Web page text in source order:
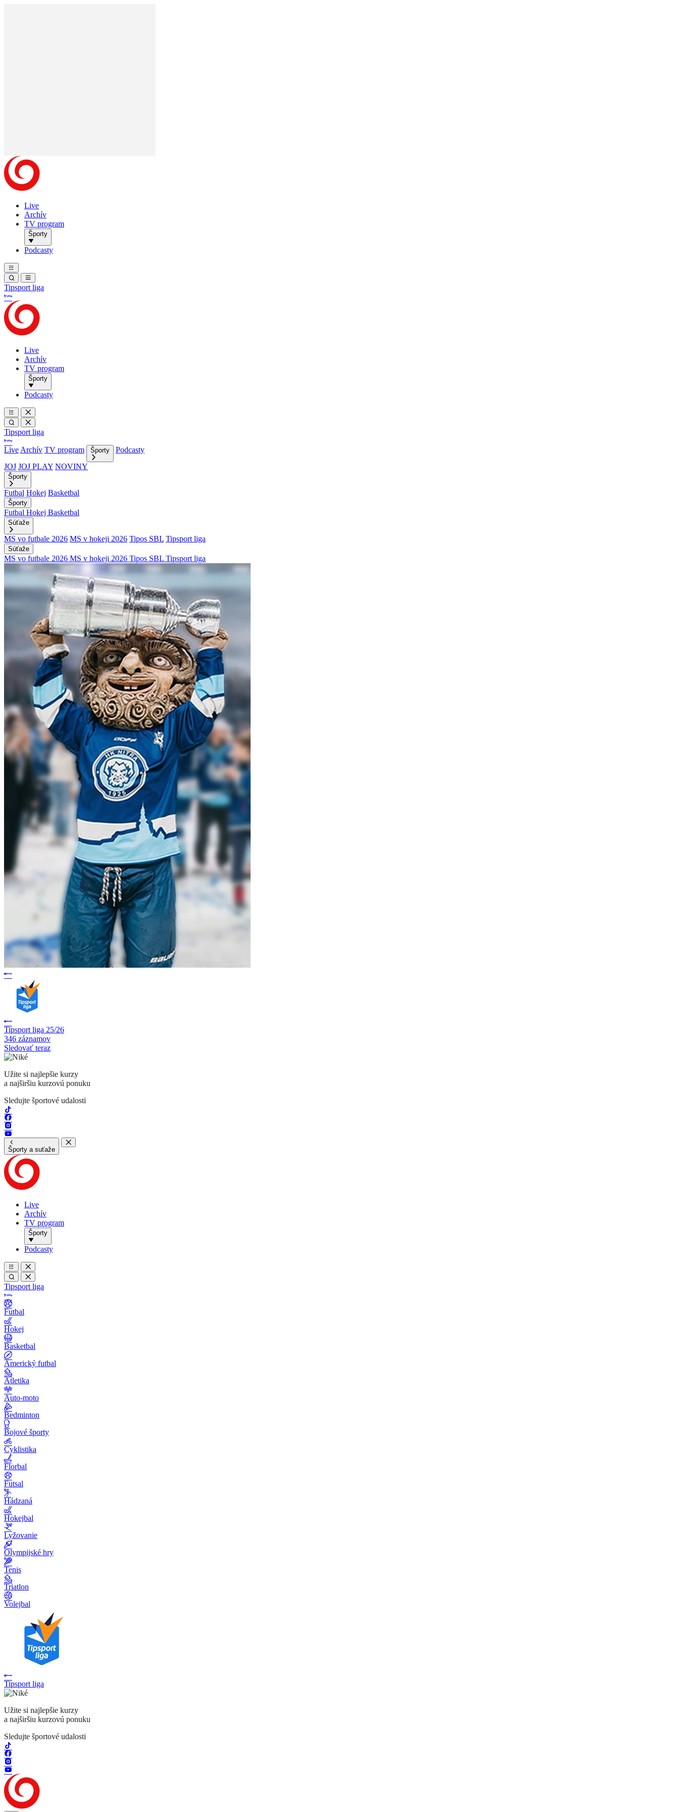
Live
Archív
TV program
Športy
Podcasty
Tipsport liga
Live
Archív
TV program
Športy
Podcasty
Tipsport liga
Live Archív TV program Športy
Podcasty
JOJ JOJ PLAY NOVINY
Športy
Futbal Hokej Basketbal
Športy
Futbal Hokej Basketbal
Súťaže
MS vo futbale 2026 MS v hokeji 2026 Tipos SBL Tipsport liga
Súťaže
MS vo futbale 2026 MS v hokeji 2026 Tipos SBL Tipsport liga
Tipsport liga 25/26
346 záznamov
Sledovať teraz
Užite si najlepšie kurzy
a najširšiu kurzovú ponuku
Sledujte športové udalosti
Športy a suťaže
Live
Archív
TV program
Športy
Podcasty
Tipsport liga
Futbal
Hokej
Basketbal
Americký futbal
Atletika
Auto-moto
Bedminton
Bojové športy
Cyklistika
Florbal
Futsal
Hádzaná
Hokejbal
Lyžovanie
Olympijské hry
Tenis
Triatlon
Volejbal
Tipsport liga
Užite si najlepšie kurzy
a najširšiu kurzovú ponuku
Sledujte športové udalosti